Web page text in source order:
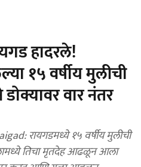
हादरले!
१५ वर्षीय मुलीची
डोक्यावर वार नंतर
रायगडमध्ये १५ वर्षीय मुलीची
तिचा मृतदेह आढळून आला